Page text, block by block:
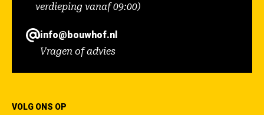
verdieping vanaf 09:00)
info@bouwhof.nl
Vragen of advies
VOLG ONS OP